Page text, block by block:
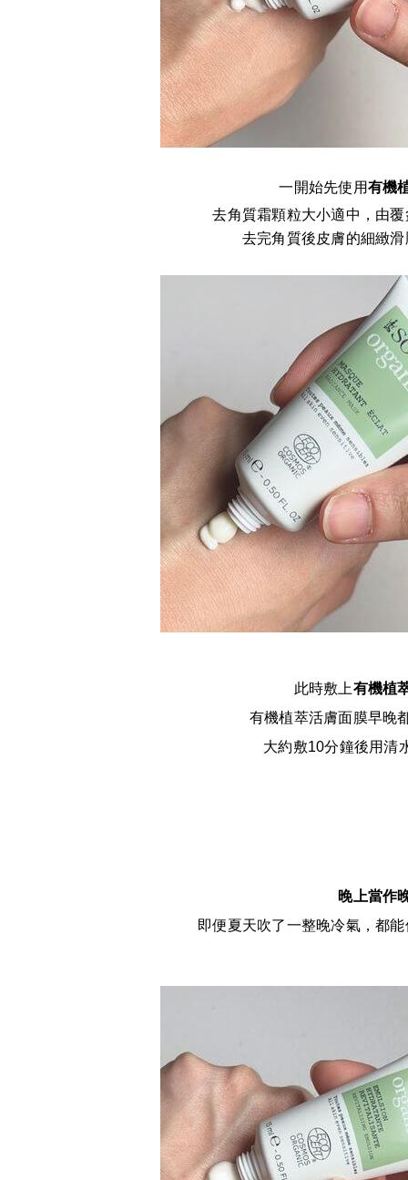
一開始先使用有機
去角質霜顆粒大小適中，由
去完角質後皮膚的細緻
此時敷上有機植
有機植萃活膚面膜早晚
大約敷10分鐘後用清
晚上當作
即便夏天吹了一整晚冷氣，都